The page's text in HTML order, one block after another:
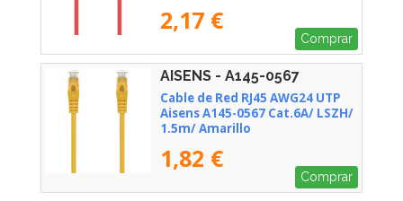
2,17 €
Comprar
AISENS - A145-0567
Cable de Red RJ45 AWG24 UTP
Aisens A145-0567 Cat.6A/ LSZH/
1.5m/ Amarillo
1,82 €
Comprar